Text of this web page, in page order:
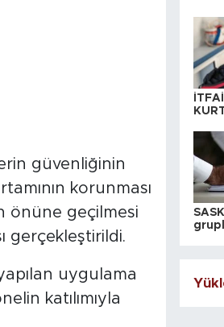
güvenliğinin
korunması
önüne geçilmesi
gerçekleştirildi.
uygulama
katılımıyla